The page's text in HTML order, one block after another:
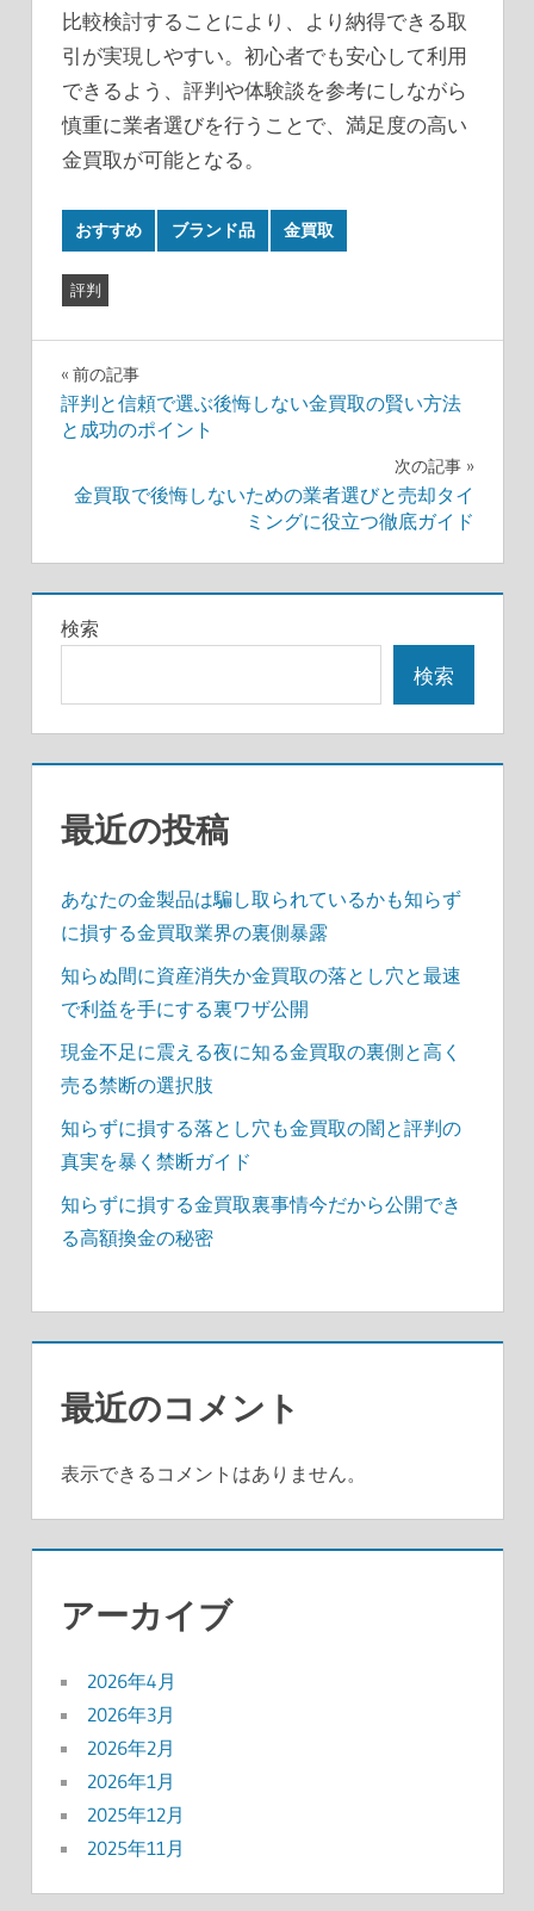
比較検討することにより、より納得できる取
引が実現しやすい。初心者でも安心して利用
できるよう、評判や体験談を参考にしながら
慎重に業者選びを行うことで、満足度の高い
金買取が可能となる。
おすすめ ブランド品 金買取
評判
投
稿
ゲ
ー
シ
ョ
ン
前の記事
評判と信頼で選ぶ後悔しない金買取の賢い方法
と成功のポイント
次の記事
金買取で後悔しないための業者選びと売却タイ
ミングに役立つ徹底ガイド
検索
検索
最近の投稿
あなたの金製品は騙し取られているかも知らず
に損する金買取業界の裏側暴露
知らぬ間に資産消失か金買取の落とし穴と最速
で利益を手にする裏ワザ公開
現金不足に震える夜に知る金買取の裏側と高く
売る禁断の選択肢
知らずに損する落とし穴も金買取の闇と評判の
真実を暴く禁断ガイド
知らずに損する金買取裏事情今だから公開でき
る高額換金の秘密
最近のコメント
表示できるコメントはありません。
アーカイブ
2026年4月
2026年3月
2026年2月
2026年1月
2025年12月
2025年11月